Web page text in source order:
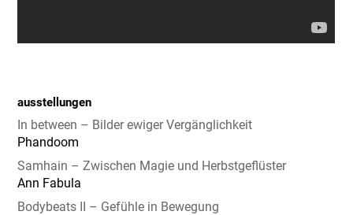
ausstellungen
In between – Bilder ewiger Vergänglichkeit
Phandoom
Samhain – Zwischen Magie und Herbstgeflüster
Ann Fabula
Bodybeats II – Gefühle in Bewegung